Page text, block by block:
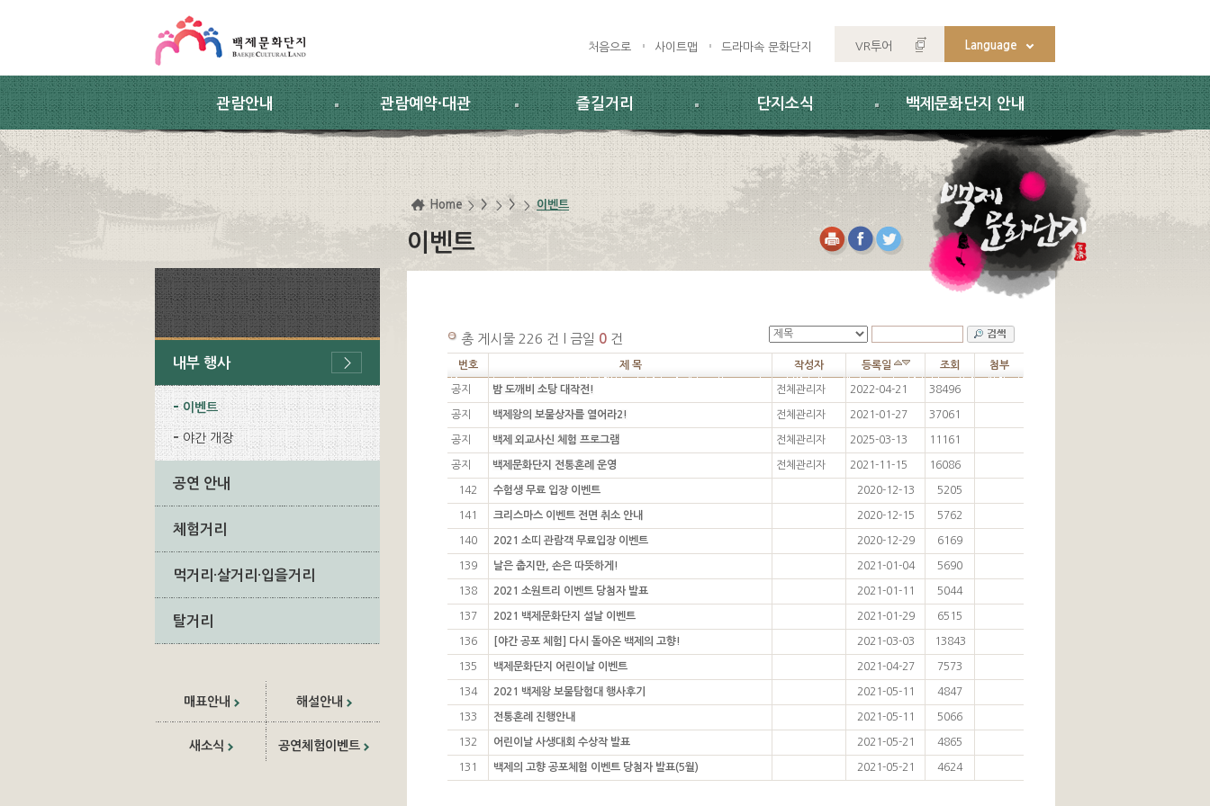
처음으로 사이트맵 드라마속 문화단지 VR투어 Language
관람안내 관람예약·대관 즐길거리 단지소식 백제문화단지 안내
내부 행사
이벤트
야간 개장
공연 안내
체험거리
먹거리·살거리·입을거리
탈거리
매표안내 해설안내
새소식 공연체험이벤트
Home > > 이벤트
이벤트
총 게시물 226 건 l 금일 0 건
번호 제 목 작성자 등록일 조회 첨부
공지 밤 도깨비 소탕 대작전! 전체관리자 2022-04-21 38496
공지 백제왕의 보물상자를 열어라2! 전체관리자 2021-01-27 37061
공지 백제 외교사신 체험 프로그램 전체관리자 2025-03-13 11161
공지 백제문화단지 전통혼례 운영 전체관리자 2021-11-15 16086
142 수험생 무료 입장 이벤트 2020-12-13 5205
141 크리스마스 이벤트 전면 취소 안내 2020-12-15 5762
140 2021 소띠 관람객 무료입장 이벤트 2020-12-29 6169
139 날은 춥지만, 손은 따뜻하게! 2021-01-04 5690
138 2021 소원트리 이벤트 당첨자 발표 2021-01-11 5044
137 2021 백제문화단지 설날 이벤트 2021-01-29 6515
136 [야간 공포 체험] 다시 돌아온 백제의 고향! 2021-03-03 13843
135 백제문화단지 어린이날 이벤트 2021-04-27 7573
134 2021 백제왕 보물탐험대 행사후기 2021-05-11 4847
133 전통혼례 진행안내 2021-05-11 5066
132 어린이날 사생대회 수상작 발표 2021-05-21 4865
131 백제의 고향 공포체험 이벤트 당첨자 발표(5월) 2021-05-21 4624